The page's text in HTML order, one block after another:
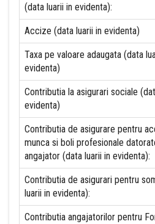
(data luarii in evidenta):
Accize (data luarii in evidenta)
Taxa pe valoare adaugata (data
evidenta)
Contributia la asigurari sociale
evidenta)
Contributia de asigurare pentru
munca si boli profesionale
angajator (data luarii in evidenta):
Contributia de asigurari pentru
luarii in evidenta):
Contributia angajatorilor pentru